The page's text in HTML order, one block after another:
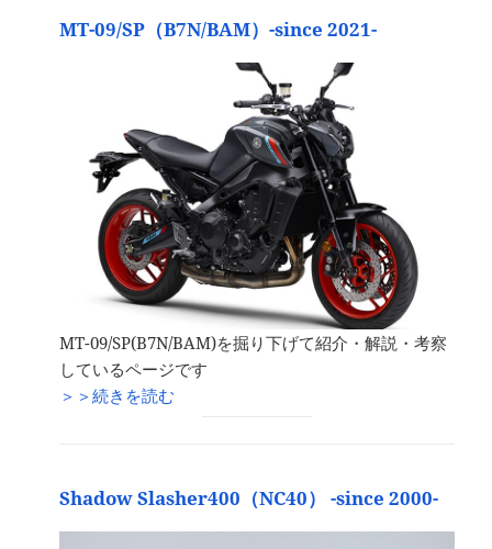
MT-09/SP（B7N/BAM）-since 2021-
MT-09/SP(B7N/BAM)を掘り下げて紹介・解説・考察
しているページです
＞＞続きを読む
Shadow Slasher400（NC40） -since 2000-